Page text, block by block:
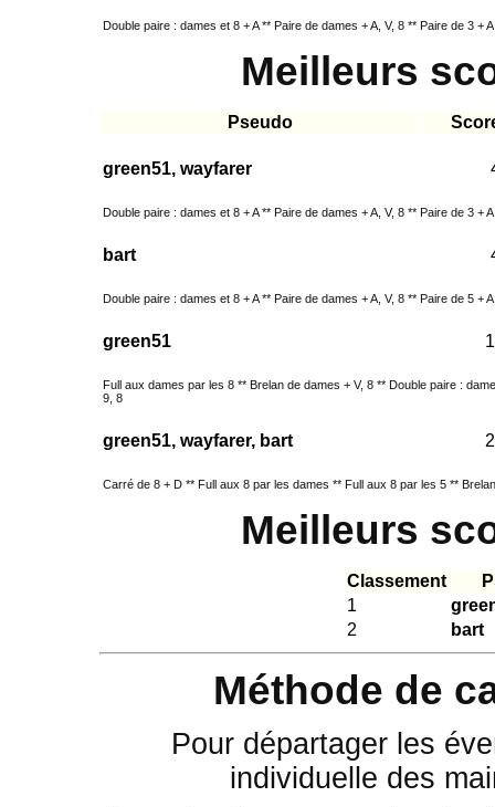
Double paire : dames et 8 + A ** Paire de dames + A, V, 8 ** Paire de 3
Meilleurs
Pseudo
green51, wayfarer
Double paire : dames et 8 + A ** Paire de dames + A, V, 8 ** Paire de 3
bart
Double paire : dames et 8 + A ** Paire de dames + A, V, 8 ** Paire de 5
green51
Full aux dames par les 8 ** Brelan de dames + V, 8 ** Double paire :
9, 8
green51, wayfarer, bart
Carré de 8 + D ** Full aux 8 par les dames ** Full aux 8 par les 5 **
Meilleurs
Classement
1
2
bart
Méthode de
Pour départager les
individuelle des